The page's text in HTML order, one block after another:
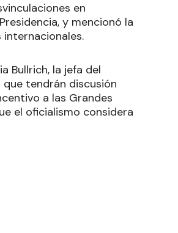
en
y mencionó la
Bullrich, la jefa del
tendrán discusión
a las Grandes
el oficialismo considera